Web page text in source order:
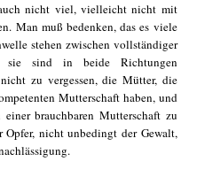
nicht viel, vielleicht nicht mit
Man muß bedenken, das es viele
stehen zwischen vollständiger
sie sind in beide Richtungen
zu vergessen, die Mütter, die
Mutterschaft haben, und
brauchbaren Mutterschaft zu
nicht unbedingt der Gewalt,